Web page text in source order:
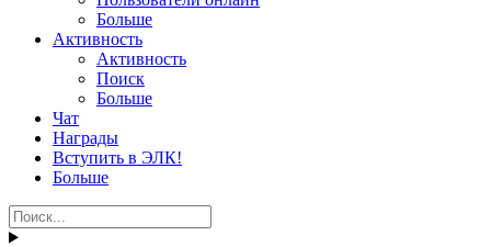
Больше
Активность
Активность
Поиск
Больше
Чат
Награды
Вступить в ЭЛК!
Больше